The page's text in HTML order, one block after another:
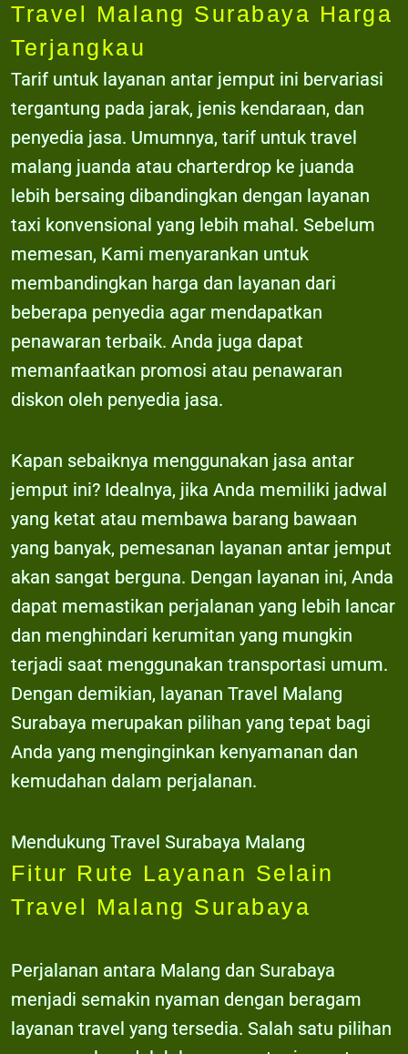
Travel Malang Surabaya Harga
Terjangkau
Tarif untuk layanan antar jemput ini bervariasi
tergantung pada jarak, jenis kendaraan, dan
penyedia jasa. Umumnya, tarif untuk travel
malang juanda atau charterdrop ke juanda
lebih bersaing dibandingkan dengan layanan
taxi konvensional yang lebih mahal. Sebelum
memesan, Kami menyarankan untuk
membandingkan harga dan layanan dari
beberapa penyedia agar mendapatkan
penawaran terbaik. Anda juga dapat
memanfaatkan promosi atau penawaran
diskon oleh penyedia jasa.
Kapan sebaiknya menggunakan jasa antar
jemput ini? Idealnya, jika Anda memiliki jadwal
yang ketat atau membawa barang bawaan
yang banyak, pemesanan layanan antar jemput
akan sangat berguna. Dengan layanan ini, Anda
dapat memastikan perjalanan yang lebih lancar
dan menghindari kerumitan yang mungkin
terjadi saat menggunakan transportasi umum.
Dengan demikian, layanan Travel Malang
Surabaya merupakan pilihan yang tepat bagi
Anda yang menginginkan kenyamanan dan
kemudahan dalam perjalanan.
Mendukung Travel Surabaya Malang
Fitur Rute Layanan Selain
Travel Malang Surabaya
Perjalanan antara Malang dan Surabaya
menjadi semakin nyaman dengan beragam
layanan travel yang tersedia. Salah satu pilihan